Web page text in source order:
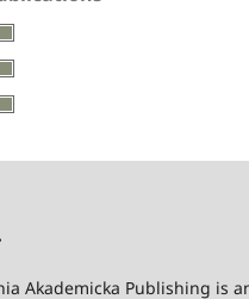
Akademicka Publishing is